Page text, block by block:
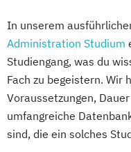
In unserem
Administration Studium
Studiengang, was du
Fach zu begeistern. Wir
Voraussetzungen,
umfangreiche
sind, die ein solches